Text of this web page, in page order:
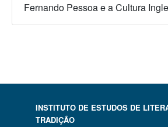
Fernando Pessoa e a Cultura
INSTITUTO DE ESTUDOS DE
TRADIÇÃO